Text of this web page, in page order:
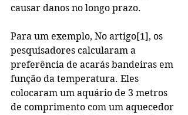
causar danos no longo prazo.
Para um exemplo, No artigo[1], os
pesquisadores calcularam a
preferência de acarás bandeiras em
função da temperatura. Eles
colocaram um aquário de 3 metros
de comprimento com um aquecedor